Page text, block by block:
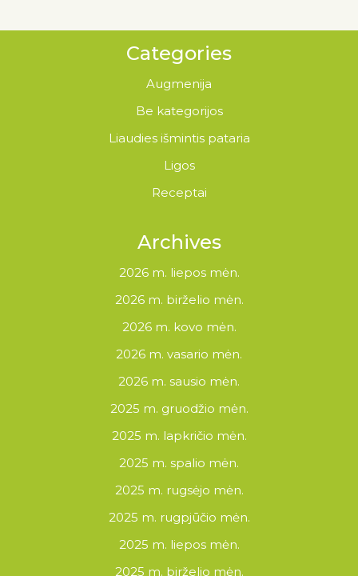
Categories
Augmenija
Be kategorijos
Liaudies išmintis pataria
Ligos
Receptai
Archives
2026 m. liepos mėn.
2026 m. birželio mėn.
2026 m. kovo mėn.
2026 m. vasario mėn.
2026 m. sausio mėn.
2025 m. gruodžio mėn.
2025 m. lapkričio mėn.
2025 m. spalio mėn.
2025 m. rugsėjo mėn.
2025 m. rugpjūčio mėn.
2025 m. liepos mėn.
2025 m. birželio mėn.